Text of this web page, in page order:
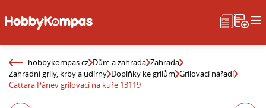
hobbykompas.cz Dům a zahrada Zahrada
Zahradní grily, krby a udírny Doplňky ke grilům Grilovací nářadí
Cattara Pánev grilovací na kuře 13119